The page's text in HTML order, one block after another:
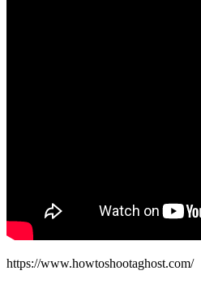
https://www.howtoshootaghost.com/